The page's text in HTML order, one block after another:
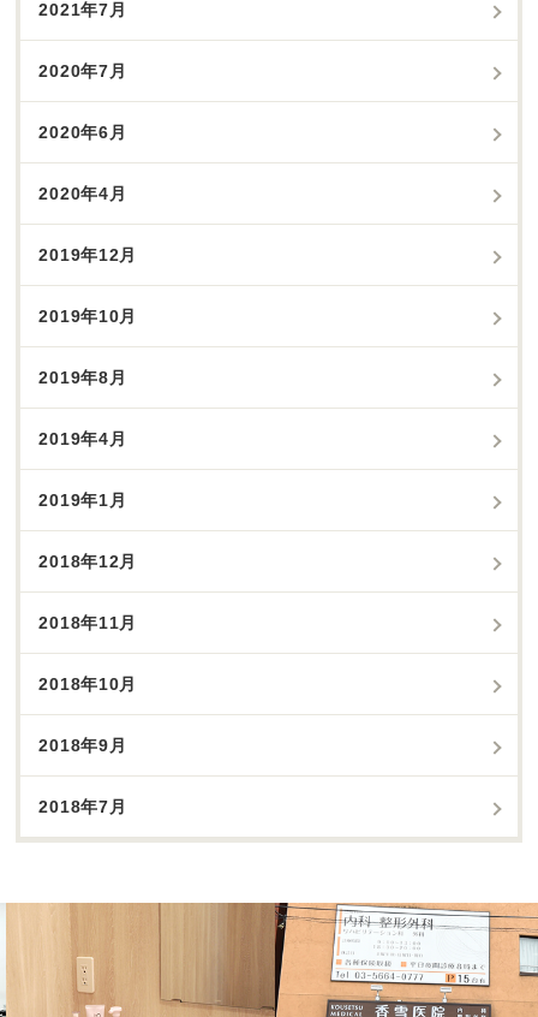
2021年7月
2020年7月
2020年6月
2020年4月
2019年12月
2019年10月
2019年8月
2019年4月
2019年1月
2018年12月
2018年11月
2018年10月
2018年9月
2018年7月